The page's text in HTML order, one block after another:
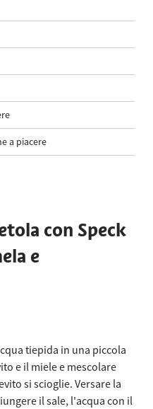
a piacere
con Speck
e
tiepida in una piccola
e il miele e mescolare
si scioglie. Versare la
il sale, l'acqua con il